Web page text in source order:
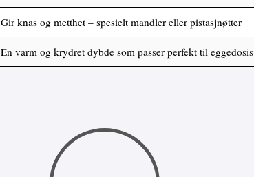
Gir knas og metthet – spesielt mandler eller pistasjnøtter
En varm og krydret dybde som passer perfekt til eggedosis